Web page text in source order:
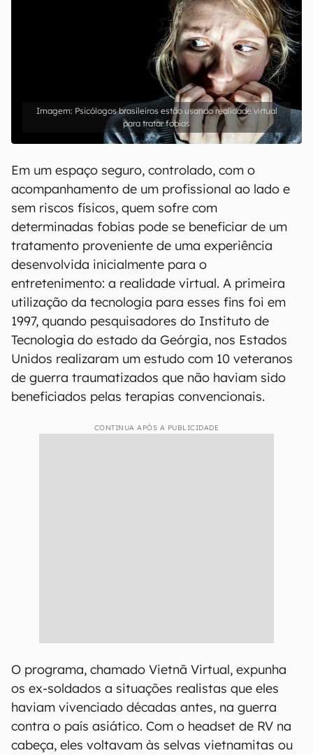
Psicólogos brasileiros estão usando realidade virtual
para tratar fobias
Em um espaço seguro, controlado, com o
acompanhamento de um profissional ao lado e
sem riscos físicos, quem sofre com
determinadas fobias pode se beneficiar de um
tratamento proveniente de uma experiência
desenvolvida inicialmente para o
entretenimento: a realidade virtual. A primeira
utilização da tecnologia para esses fins foi em
1997, quando pesquisadores do Instituto de
Tecnologia do estado da Geórgia, nos Estados
Unidos realizaram um estudo com 10 veteranos
de guerra traumatizados que não haviam sido
beneficiados pelas terapias convencionais.
CONTINUA APÓS A PUBLICIDADE
O programa, chamado Vietnã Virtual, expunha
os ex-soldados a situações realistas que eles
haviam vivenciado décadas antes, na guerra
contra o país asiático. Com o headset de RV na
cabeça, eles voltavam às selvas vietnamitas ou